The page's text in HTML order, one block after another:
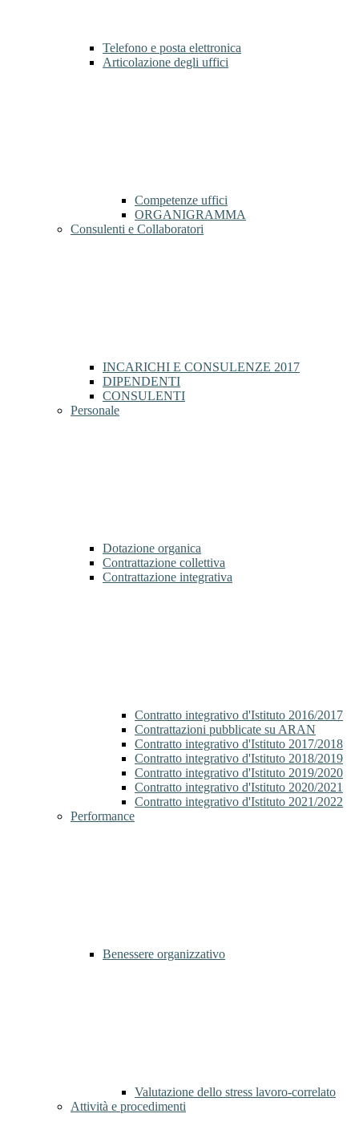
Telefono e posta elettronica
Articolazione degli uffici
Competenze uffici
ORGANIGRAMMA
Consulenti e Collaboratori
INCARICHI E CONSULENZE 2017
DIPENDENTI
CONSULENTI
Personale
Dotazione organica
Contrattazione collettiva
Contrattazione integrativa
Contratto integrativo d'Istituto 2016/2017
Contrattazioni pubblicate su ARAN
Contratto integrativo d'Istituto 2017/2018
Contratto integrativo d'Istituto 2018/2019
Contratto integrativo d'Istituto 2019/2020
Contratto integrativo d'Istituto 2020/2021
Contratto integrativo d'Istituto 2021/2022
Performance
Benessere organizzativo
Valutazione dello stress lavoro-correlato
Attività e procedimenti